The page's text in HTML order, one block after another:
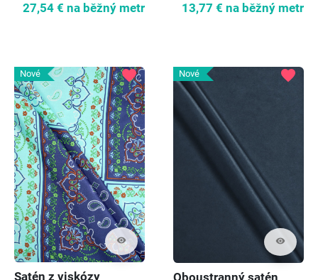
27,54 € na běžný metr
13,77 € na běžný metr
Nové
visibility
favorite
Satén z viskózy
Nové
visibility
favorite